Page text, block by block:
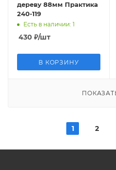
дереву 88мм Практика
240-119
Есть в наличии: 1
430 ₽/шт
В КОРЗИНУ
1 2